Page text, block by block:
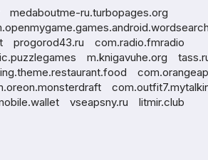
medaboutme-ru.turbopages.org
progorod43.ru
com.radio.fmradio
m.knigavuhe.org
vseapsny.ru
litmir.club